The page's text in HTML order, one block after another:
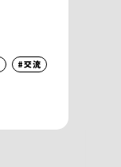
#交流